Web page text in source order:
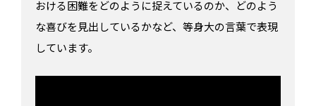
おける困難をどのように捉えているのか、どのよう
な喜びを見出しているかなど、等身大の言葉で表現
しています。